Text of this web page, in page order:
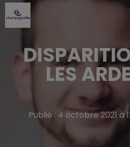
LES
Publié : 4 octobre 2021 à